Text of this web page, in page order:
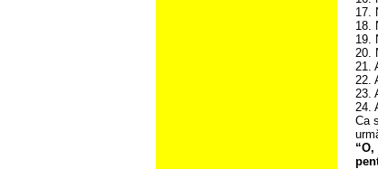
17.
18.
19.
20.
21.
22.
23.
24.
Ca